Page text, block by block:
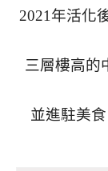
2021年活化
三層樓高的
並進駐美